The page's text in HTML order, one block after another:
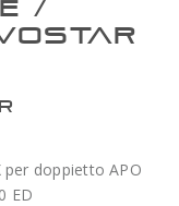
/
doppietto APO
ED